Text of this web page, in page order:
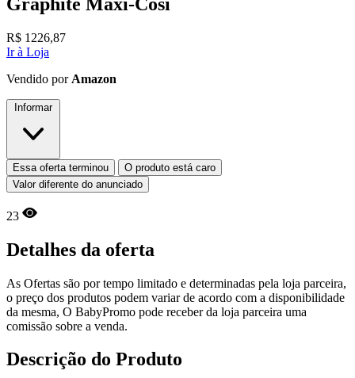
R$ 1226,87
Ir à Loja
Vendido por Amazon
Informar
Essa oferta terminou
O produto está caro
Valor diferente do anunciado
23
Detalhes da oferta
As Ofertas são por tempo limitado e determinadas pela loja parceira,
o preço dos produtos podem variar de acordo com a disponibilidade
da mesma, O BabyPromo pode receber da loja parceira uma
comissão sobre a venda.
Descrição do Produto